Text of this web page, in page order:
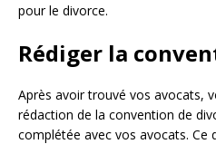
pour le divorce.
Rédiger la
Après avoir trouvé vos avocats,
rédaction de la convention de
complétée avec vos avocats. Ce